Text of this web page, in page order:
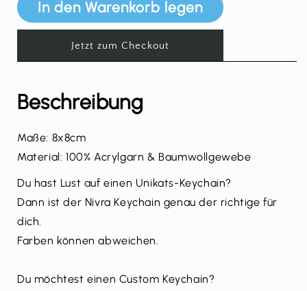
In den Warenkorb legen
Jetzt zum Checkout
Beschreibung
Maße: 8x8cm
Material: 100% Acrylgarn & Baumwollgewebe
Du hast Lust auf einen Unikats-Keychain?
Dann ist der Nivra Keychain genau der richtige für
dich.
Farben können abweichen.
Du möchtest einen Custom Keychain?